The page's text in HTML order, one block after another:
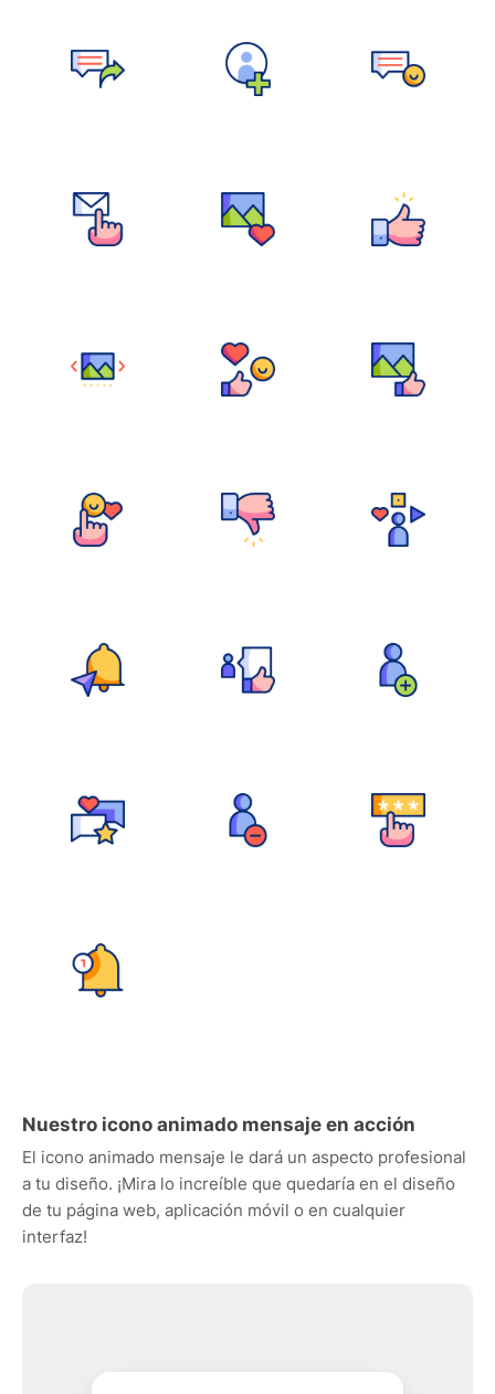
Nuestro icono animado mensaje en acción
El icono animado mensaje le dará un aspecto profesional
a tu diseño. ¡Mira lo increíble que quedaría en el diseño
de tu página web, aplicación móvil o en cualquier
interfaz!